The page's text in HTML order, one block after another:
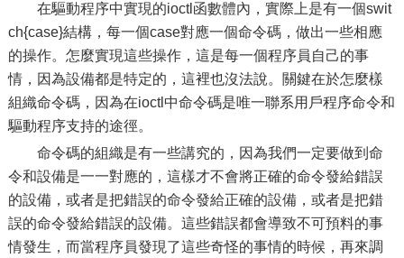
在驅動程序中實現的ioctl函數體內，實際上是有一個swit
ch{case}結構，每一個case對應一個命令碼，做出一些相應
的操作。怎麼實現這些操作，這是每一個程序員自己的事
情，因為設備都是特定的，這裡也沒法說。關鍵在於怎麼樣
組織命令碼，因為在ioctl中命令碼是唯一聯系用戶程序命令和
驅動程序支持的途徑。
命令碼的組織是有一些講究的，因為我們一定要做到命
令和設備是一一對應的，這樣才不會將正確的命令發給錯誤
的設備，或者是把錯誤的命令發給正確的設備，或者是把錯
誤的命令發給錯誤的設備。這些錯誤都會導致不可預料的事
情發生，而當程序員發現了這些奇怪的事情的時候，再來調